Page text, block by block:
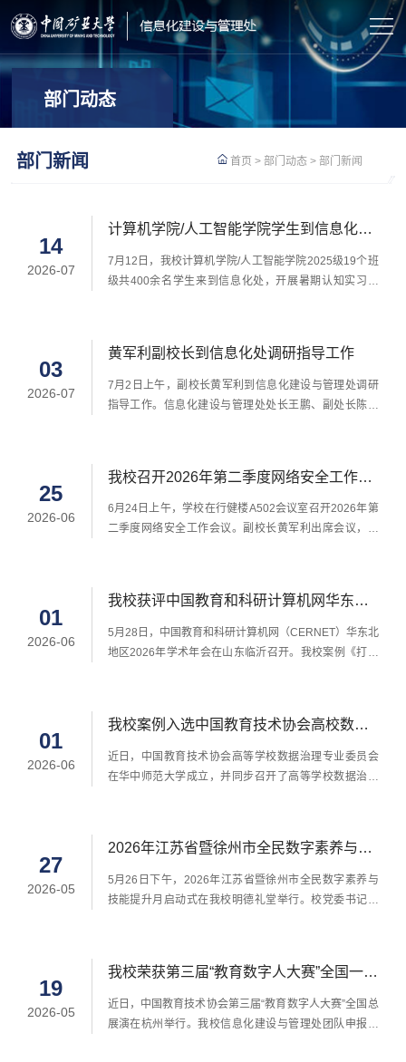
部门动态
部门新闻 首页 >部门动态 >部门新闻
14
2026-07
计算机学院/人工智能学院学生到信息化处
开展暑期认知实习
​7月12日，我校计算机学院/人工智能学院2025级19个班
级共400余名学生来到信息化处，开展暑期认知实习活
主数据中心、网络机房及UPS机房，深入了解校园网络
架构、信息基础设施、安全防护体系及供电保障机制。
同学们专注听讲并积极提问，对计算机网络、数据中
03
2026-07
黄军利副校长到信息化处调研指导工作
​7月2日上午，副校长黄军利到信息化建设与管理处调研
指导工作。信息化建设与管理处处长王鹏、副处长陈越
战，“十五五”规划和年度重点任务推进情况，以及下一步
工作举措。黄军利对信息化处前期工作成效给予充分肯
定，对下一阶段工作作出指示：一是守牢网络安全底
25
2026-06
我校召开2026年第二季度网络安全工作会
议
6月24日上午，学校在行健楼A502会议室召开2026年第
二季度网络安全工作会议。副校长黄军利出席会议，校
在网络安全风险，并提出下一步重点工作举措。与会人
员结合本单位工作实际，就进一步做好网络安全工作进
行了研讨。黄军利作总结讲话，对下一步工作提出要
01
2026-06
我校获评中国教育和科研计算机网华东北
地区2026年学术年会优秀案例
​5月28日，中国教育和科研计算机网（CERNET）华东北
地区2026年学术年会在山东临沂召开。我校案例《打通
子表格、采集效率低、数据质量不高等痛点，构建了零
代码驱动的“敏态”治理体系，实现了数据“一次采集、多
处复用”，形成了从源头规范采集到价值深度释放的...
01
2026-06
我校案例入选中国教育技术协会高校数据
要素应用典型案例
近日，中国教育技术协会高等学校数据治理专业委员会
在华中师范大学成立，并同步召开了高等学校数据治理
型案例。我校案例聚焦总务部开展的数据赋能业务工作
实践，围绕后勤数据采集难、指标缺失、治理薄弱等痛
点，以数据要素赋能后勤业务，通过建设统一数据平台
27
2026-05
2026年江苏省暨徐州市全民数字素养与技
能提升月启动式在我校举行
5月26日下午，2026年江苏省暨徐州市全民数字素养与
技能提升月启动式在我校明德礼堂举行。校党委书记赵
员张鲤鲤、省工业和信息化厅副厅长池宇、省人社厅二
级巡视员张斌峰、省农业农村厅二级巡视员钱宏光、省
退役军人事务厅副厅长王娟、省总工会二级巡视员何应
19
2026-05
我校荣获第三届“教育数字人大赛”全国一等
奖
近日，中国教育技术协会第三届“教育数字人大赛”全国总
展演在杭州举行。我校信息化建设与管理处团队申报的